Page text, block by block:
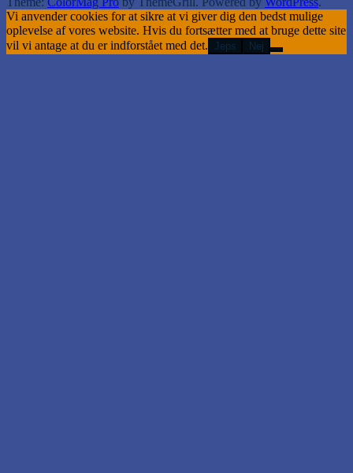
Vi anvender cookies for at sikre at vi giver dig den bedst mulige
oplevelse af vores website. Hvis du fortsætter med at bruge dette site
vil vi antage at du er indforstået med det. Jeps Nej